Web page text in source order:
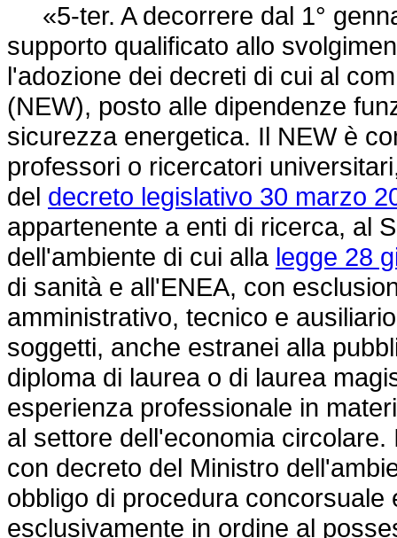
«5-ter. A decorrere dal 1°
supporto qualificato allo
l'adozione dei decreti di cui al
(NEW), posto alle dipendenze
sicurezza energetica. Il NEW è
professori o ricercatori
del decreto legislativo 30 marzo
appartenente a enti di ricerca, al
dell'ambiente di cui alla legge 28
di sanità e all'ENEA, con
amministrativo, tecnico e
soggetti, anche estranei alla
diploma di laurea o di laurea
esperienza professionale in
al settore dell'economia
con decreto del Ministro
obbligo di procedura
esclusivamente in ordine al